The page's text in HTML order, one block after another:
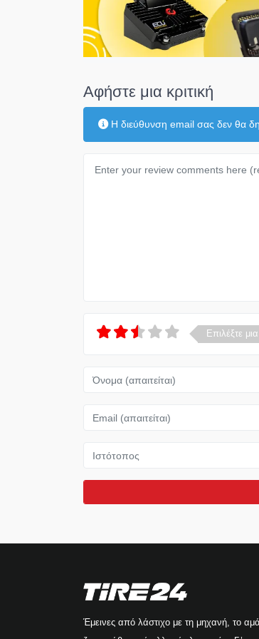
Αφήστε μια κριτική
Η διεύθυνση email σας δεν θα
Επιλέξτε
Όνομα
Email
Ιστότοπος
Έμεινες από λάστιχο με τη μηχανή, το